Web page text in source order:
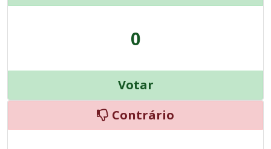
0
Votar
Contrário